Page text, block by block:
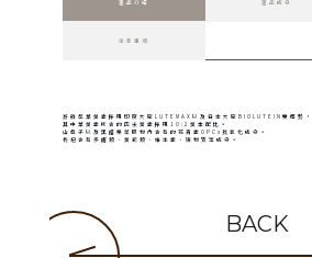
產品介紹 產品成分
注意事項
游離型葉黃素採用印度大廠LUTEMAX以及日本大廠BIOLUTEIN雙優勢，
其中葉黃素所含的四米黃素採用10:2黃金配比。
山桑子以及黑醋栗萃取物內含有的花青素OPCs抗氧化成分。
枸杞含有多醣類、黃銅類、維生素、礦物質等成分。
BACK